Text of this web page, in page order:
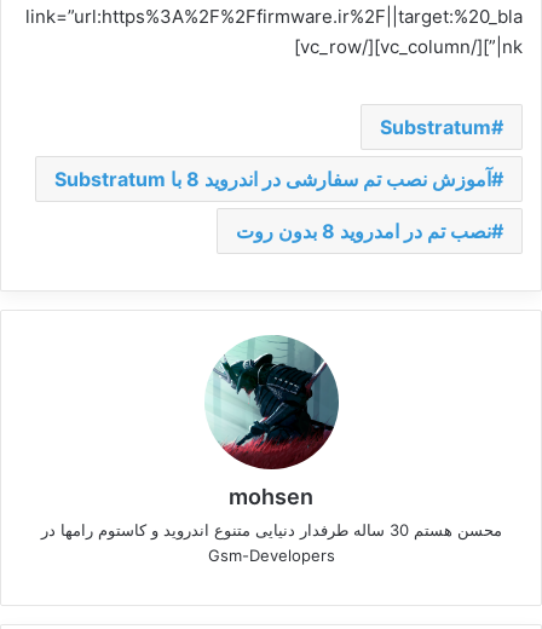
link=”url:https%3A%2F%2Ffirmware.ir%2F||target:%20_bla
nk|”][/vc_column][/vc_row]
Substratum
آموزش نصب تم سفارشی در اندروید 8 با Substratum
نصب تم در امدروید 8 بدون روت
mohsen
محسن هستم 30 ساله طرفدار دنیایی متنوع اندروید و کاستوم رامها در
Gsm-Developers